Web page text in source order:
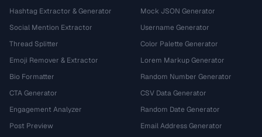
Hashtag Extractor & Generator
Social Mention Extractor
Thread Splitter
Emoji Remover & Extractor
Bio Formatter
CTA Generator
Engagement Analyzer
Post Preview
Mock JSON Generator
Username Generator
Color Palette Generator
Lorem Markup Generator
Random Number Generator
CSV Data Generator
Random Date Generator
Email Address Generator